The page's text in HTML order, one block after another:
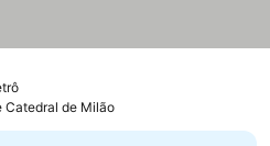
Catedral de Milão